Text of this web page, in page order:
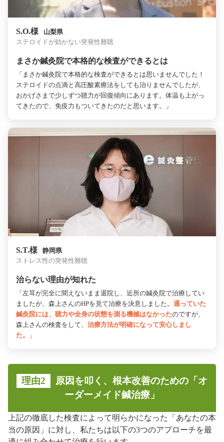
S.O.様 山梨県
ステロイドが効かない突発性難聴
まさか鍼灸院で本格的な検査ができるとは
「まさか鍼灸院で本格的な検査ができるとは思いませんでした！
ステロイドの点滴と高圧酸素療法をしても治りませんでしたが、
おかげさまで少しずつ聴力が回復傾向にあります。体温も上がっ
てきたので、免疫力もついてきたのだと思います。」
S.T.様 静岡県
ストレス性の突発性難聴
治らない理由が知れた
「左耳が完全に聞えないまま退院し、近所の鍼灸院で治療してい
ましたが、森上さんのHPを見て治療を決意しました。 通っていた
鍼灸院には、聴力や全身の状態を測る機械はなかったのですが、
森上さんの検査をして、 治療方法が明確になって安心しまし
た。
」
理由2
原因を叩く、根本改善のための「オ
ーダーメイド鍼治療」
上記の徹底した検査によって明らかになった「あなたの本
当の原因」に対し、私たちは以下の3つのアプローチを最